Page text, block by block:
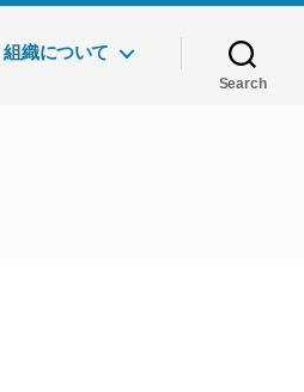
組織について
Search